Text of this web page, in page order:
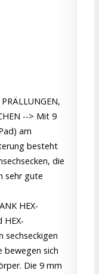
--> Mit 9
am
besteht
die
sehr gute
HEX-
HEX-
sechseckigen
bewegen sich
Die 9 mm